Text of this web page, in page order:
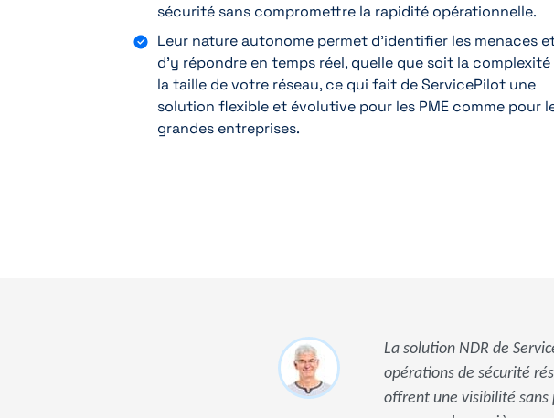
sécurité sans compromettre la rapidité opérationnelle.
Leur nature autonome permet d'identifier les menaces
d'y répondre en temps réel, quelle que soit la complexité
la taille de votre réseau, ce qui fait de ServicePilot une
solution flexible et évolutive pour les PME comme pour
grandes entreprises.
La solution NDR de
opérations de sécurité
offrent une visibilité